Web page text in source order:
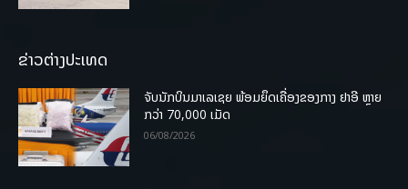
ຂ່າວຕ່າງປະເທດ
ຈັບນັກບິນມາເລເຊຍ ພ້ອມຍຶດເຄື່ອງຂອງກາງ ຢາອີ ຫຼາຍ
ກວ່າ 70,000 ເມັດ
06/08/2026